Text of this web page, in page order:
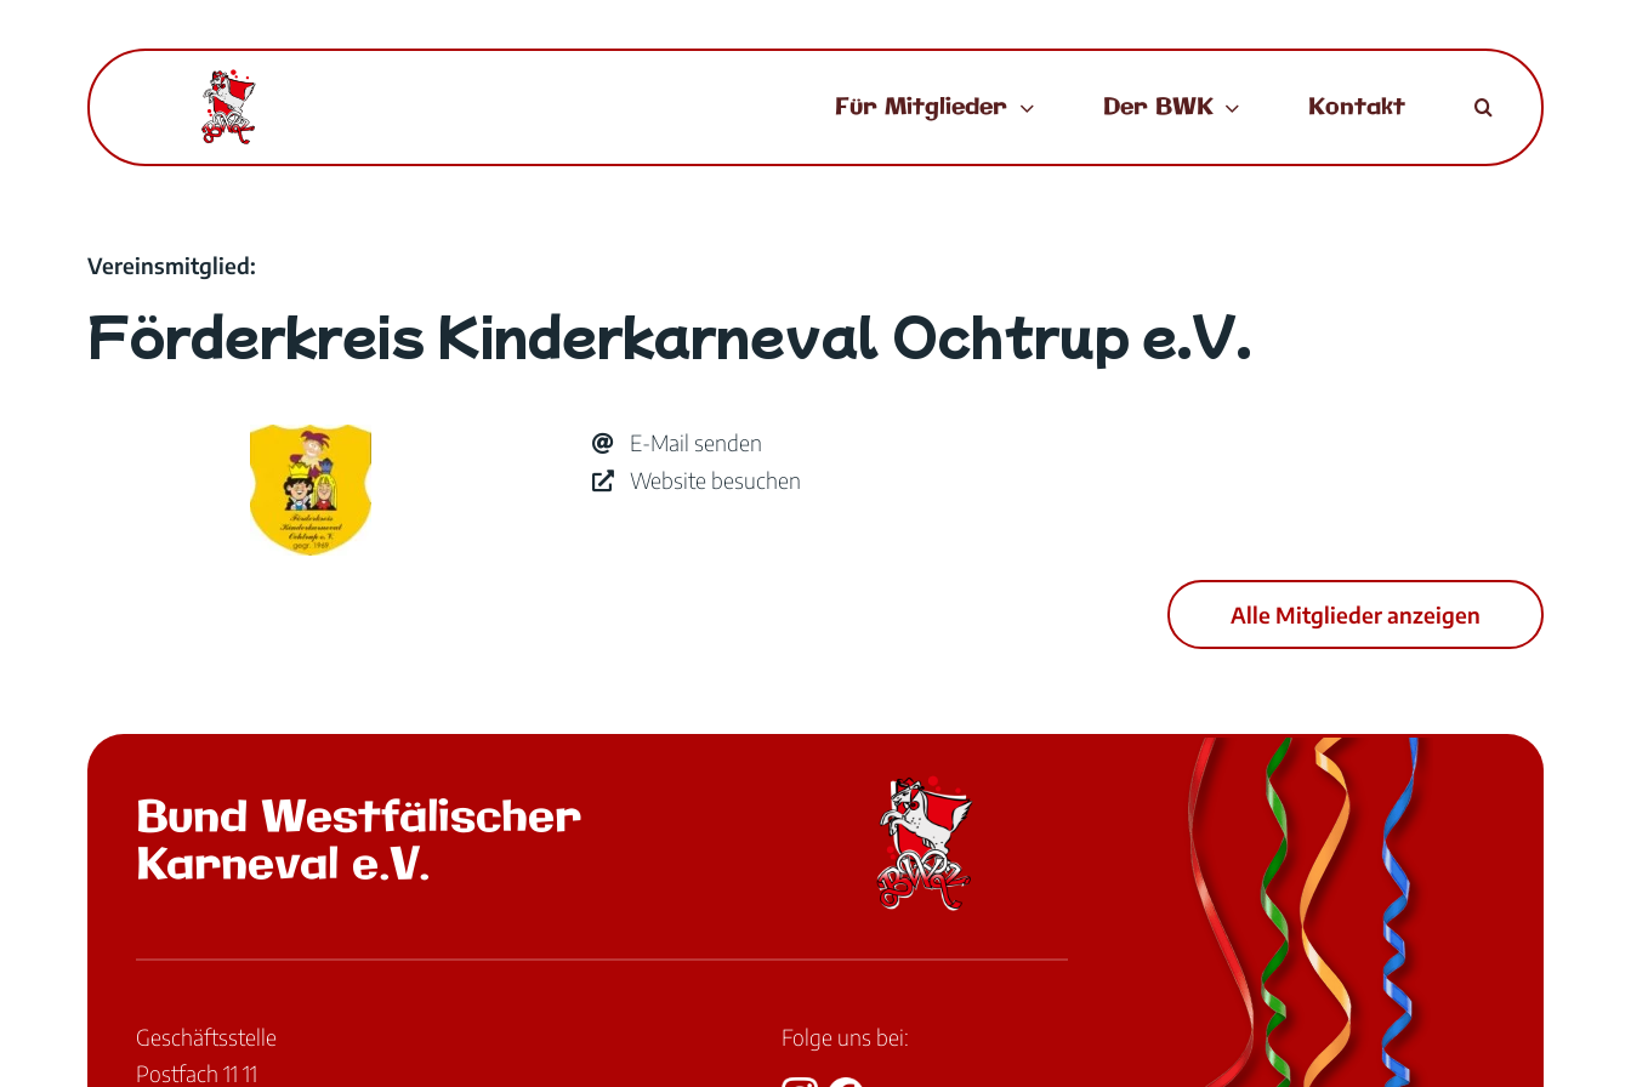
Für Mitglieder Der BWK Kontakt
Vereinsmitglied:
Förderkreis Kinderkarneval Ochtrup e.V.
E-Mail senden
Website besuchen
Alle Mitglieder anzeigen
Bund Westfälischer
Karneval e.V.
Geschäftsstelle
Postfach 11 11
Folge uns bei: